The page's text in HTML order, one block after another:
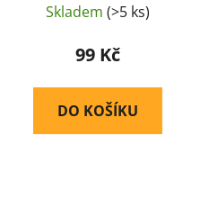
Skladem (>5 ks)
99 Kč
DO KOŠÍKU